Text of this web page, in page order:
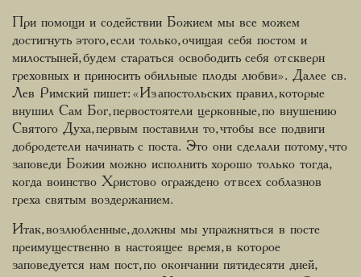
При помощи и содействии Божием мы все можем
достигнуть этого, если только, очищая себя постом и
милостыней, будем стараться освободить себя от скверн
греховных и приносить обильные плоды любви». Далее св.
Лев Римский пишет: «Из апостольских правил, которые
внушил Сам Бог, первостоятели церковные, по внушению
Святого Духа, первым поставили то, чтобы все подвиги
добродетели начинать с поста. Это они сделали потому, что
заповеди Божии можно исполнить хорошо только тогда,
когда воинство Христово ограждено от всех соблазнов
греха святым воздержанием.
Итак, возлюбленные, должны мы упражняться в посте
преимущественно в настоящее время, в которое
заповедуется нам пост, по окончании пятидесяти дней,